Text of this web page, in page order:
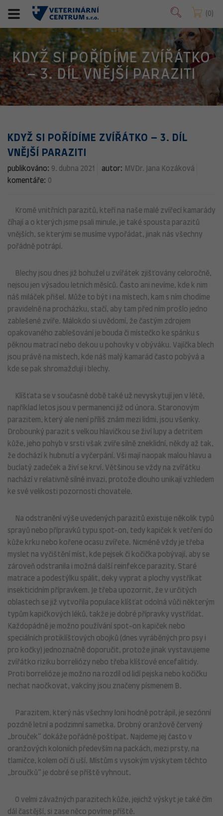
0
KDYŽ SI POŘÍDÍME ZVÍŘÁTKO
– 3. DÍL VNĚJŠÍ PARAZITI
KDYŽ SI POŘÍDÍME ZVÍŘÁTKO – 3. DÍL
VNĚJŠÍ PARAZITI
publikováno: 9. dubna 2021 autor:
MVDr. Jana Kozáková
komentáře: 0
Kromě vnitřních parazitů, kteří na naše malé zvířecí kamarády
číhají a o kterých jsme psali minule, je také spousta parazitů
vnějších, se kterými se musíme vypořádat, jinak nás všechny
pořádně potrápí.
Blechy jsou dnes již bohužel u zvířátek zjišťovány celoročně,
nejsou jen výsadou letních měsíců. Často ani nevíme, kde k nim
náš miláček přišel. Může to být i na místech, kam s ním chodíme
pravidelně na procházku, stačí, aby tam před ním prošlo jedno
zablešené zvíře. Málokdo si uvědomí, že častým zdrojem
opakovaného zablešování je bouda či místečko ke spánku s
pěknou matrací nebo dekou u pohovky v obýváku. Vajíčka blech
jsou právě na místech, kde náš malý kamarád často pobývá a
kde se pak shromažďují i blechy.
Klíšťata se v současné době také už nevyskytují jen v létě,
například letos jsou v permanenci již od února. Staronovým
parazitem, který ale není příliš znám mezi lidmi, jsou všenky.
Drobounký parazit s velkou hlavičkou se živí lupy a detritem
kůže, jeho pohyb v srsti však zvíře silně zneklidní, někdy až tak,
že dochází k hubnutí a vyčerpání. Vši mají naopak malou hlavu a
buclatý zadeček a živí se krví. Většinou se vždy na zvířátku
nachází v relativně silné invazi, protože dlouho unikají vzhledem
ke své velikosti pozornosti chovatele.
Na odstranění výše uvedených parazitů existuje několik typů
sprayů nebo přípravků typu spot-on, tedy kapiček k vetření do
kůže krku nebo kořene ocasu zvířete. Nicméně vždy je třeba
myslet na vyčištění míst, kde pejsek či kočička pobývají, aby se
zároveň odstranila i možná další reinfekce parazity. Staré
matrace a podestýlku spálit, deky vyprat a plochy vystříkat
insekticidním přípravkem. Je třeba upozornit, že v určitých
oblastech se již vytvořila populace klíšťat odolná vůči některým
typům kapičkových léků, takže je dobré přípravky vystřídat.
Každopádně je možno používání spot-on kapiček nebo
speciálních protiklíšťových obojků (dnes vyráběných pro psy i
pro kočky) jednoznačně doporučit, protože jinak vystavujeme
zvířátko riziku borreliózy nebo třeba klíšťové encefalitidy.
Proti borrelióze je možno na rozdíl od lidí pejska nebo kočičku
nechat naočkovat, vakcíny jsou značeny písmenem B.
Parazitem, který nás všechny loni hodně potrápil, je sezónní
pozdně letní a podzimní sametka. Drobný oranžově červený
„brouček“ dokáže pořádně poštípat. Najdeme jej často v
oranžových koloniích především na packách, mezi prsty, na
tlamičce, kolem očí či uší. Místům s vysokým výskytem těchto
„broučků“ je dobré se příště vyhnout.
O velmi závažných parazitech kůže, jejichž výskyt je také čím
dál častější, si zase něco povíme příště.